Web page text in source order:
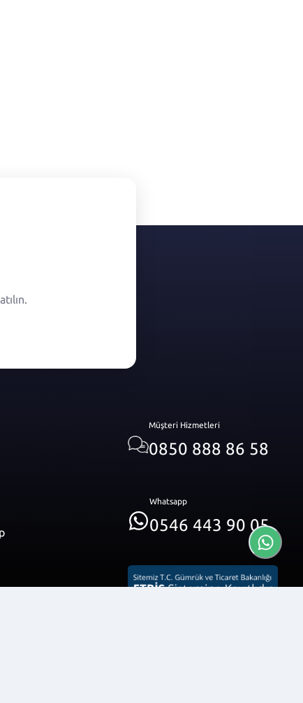
Müşteri Hizmetleri
0850 888 86 58
Whatsapp
0546 443 90 05